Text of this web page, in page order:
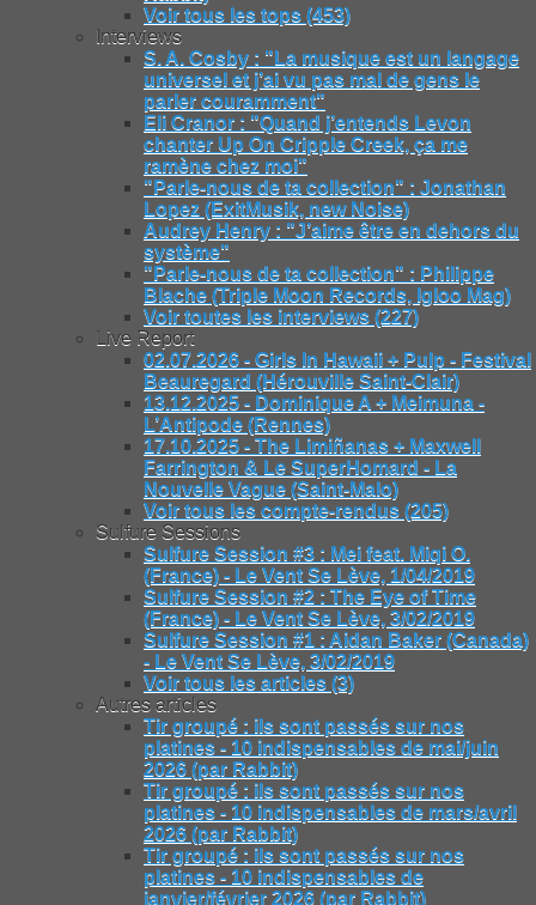
Voir tous les tops (453)
Interviews
S. A. Cosby : "La musique est un langage
universel et j’ai vu pas mal de gens le
parler couramment"
Eli Cranor : "Quand j’entends Levon
chanter Up On Cripple Creek, ça me
ramène chez moi"
"Parle-nous de ta collection" : Jonathan
Lopez (ExitMusik, new Noise)
Audrey Henry : "J’aime être en dehors du
système"
"Parle-nous de ta collection" : Philippe
Blache (Triple Moon Records, Igloo Mag)
Voir toutes les interviews (227)
Live Report
02.07.2026 - Girls In Hawaii + Pulp - Festival
Beauregard (Hérouville Saint-Clair)
13.12.2025 - Dominique A + Meimuna -
L’Antipode (Rennes)
17.10.2025 - The Limiñanas + Maxwell
Farrington & Le SuperHomard - La
Nouvelle Vague (Saint-Malo)
Voir tous les compte-rendus (205)
Sulfure Sessions
Sulfure Session #3 : Mei feat. Miqi O.
(France) - Le Vent Se Lève, 1/04/2019
Sulfure Session #2 : The Eye of Time
(France) - Le Vent Se Lève, 3/02/2019
Sulfure Session #1 : Aidan Baker (Canada)
- Le Vent Se Lève, 3/02/2019
Voir tous les articles (3)
Autres articles
Tir groupé : ils sont passés sur nos
platines - 10 indispensables de mai/juin
2026 (par Rabbit)
Tir groupé : ils sont passés sur nos
platines - 10 indispensables de mars/avril
2026 (par Rabbit)
Tir groupé : ils sont passés sur nos
platines - 10 indispensables de
janvier/février 2026 (par Rabbit)